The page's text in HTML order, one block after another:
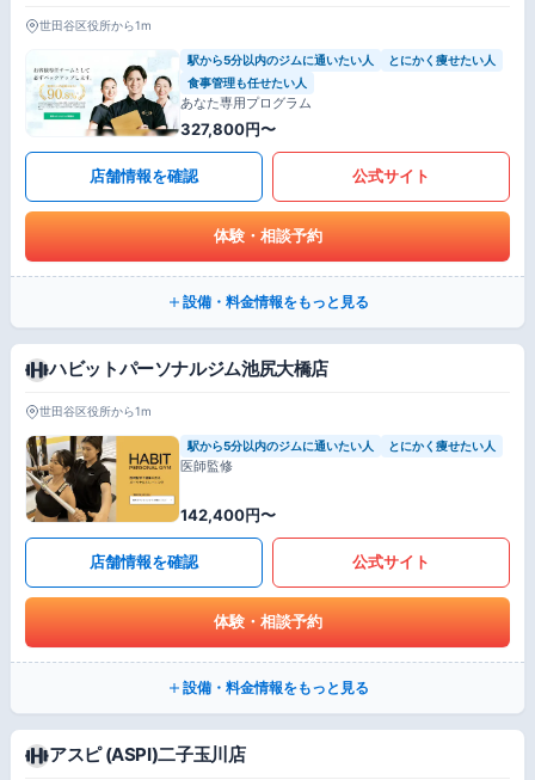
世田谷区役所から1m
駅から5分以内のジムに通いたい人
とにかく痩せたい人
食事管理も任せたい人
あなた専用プログラム
327,800円〜
店舗情報を確認 公式サイト
体験・相談予約
設備・料金情報をもっと見る
ハビットパーソナルジム池尻大橋店
世田谷区役所から1m
駅から5分以内のジムに通いたい人 とにかく痩せたい人
医師監修
142,400円〜
店舗情報を確認 公式サイト
体験・相談予約
設備・料金情報をもっと見る
アスピ (ASPI)二子玉川店